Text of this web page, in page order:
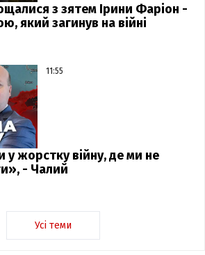
з зятем Ірини Фаріон -
який загинув на війні
11:55
у жорстку війну, де ми не
- Чалий
Усі теми